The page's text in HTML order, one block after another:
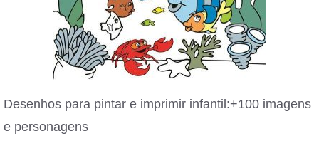
Desenhos para pintar e imprimir infantil:+100 imagens
e personagens